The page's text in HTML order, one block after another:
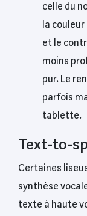
celle du
la
et le
moins
pur. Le
parfois
tablette.
Text-to-
Certaines
synthèse
texte à haute